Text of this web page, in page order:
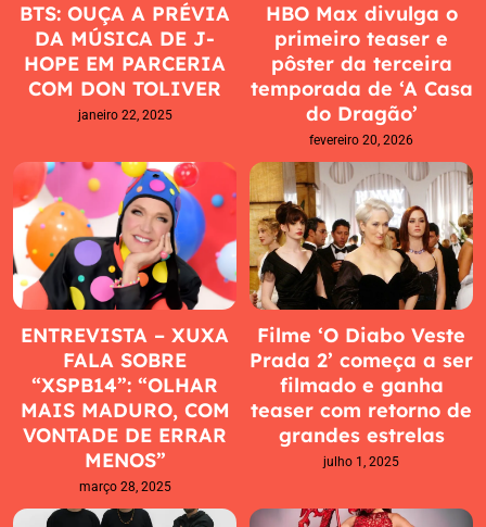
BTS: OUÇA A PRÉVIA
DA MÚSICA DE J-
HOPE EM PARCERIA
COM DON TOLIVER
janeiro 22, 2025
HBO Max divulga o
primeiro teaser e
pôster da terceira
temporada de ‘A Casa
do Dragão’
fevereiro 20, 2026
ENTREVISTA – XUXA
FALA SOBRE
“XSPB14”: “OLHAR
MAIS MADURO, COM
VONTADE DE ERRAR
MENOS”
março 28, 2025
Filme ‘O Diabo Veste
Prada 2’ começa a ser
filmado e ganha
teaser com retorno de
grandes estrelas
julho 1, 2025